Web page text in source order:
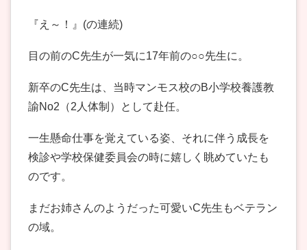
『え～！』(の連続)
目の前のC先生が一気に17年前の○○先生に。
新卒のC先生は、当時マンモス校のB小学校養護教
諭No2（2人体制）として赴任。
一生懸命仕事を覚えている姿、それに伴う成長を
検診や学校保健委員会の時に嬉しく眺めていたも
のです。
まだお姉さんのようだった可愛いC先生もベテラン
の域。